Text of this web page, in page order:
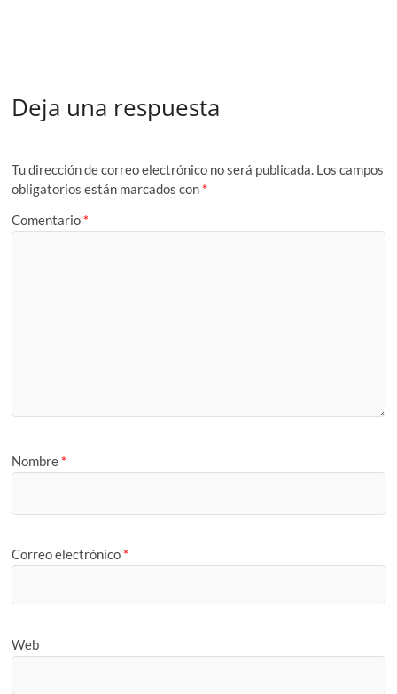
Deja una respuesta
Tu dirección de correo electrónico no será publicada. Los campos
obligatorios están marcados con *
Comentario *
Nombre *
Correo electrónico *
Web